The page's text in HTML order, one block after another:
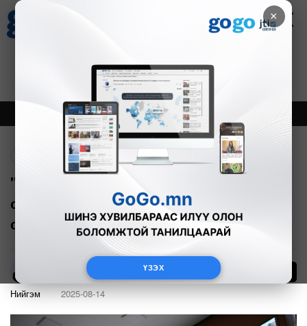
×
ҮЗЭХ
Зурхай
8.09
Онцлох Шинэ
"AI"-д суурилсан камерын хяналтын
систем буруу танихаас сэргийлж
стандартын дугаар зүүгээрэй"
Нийгэм 2025-08-14